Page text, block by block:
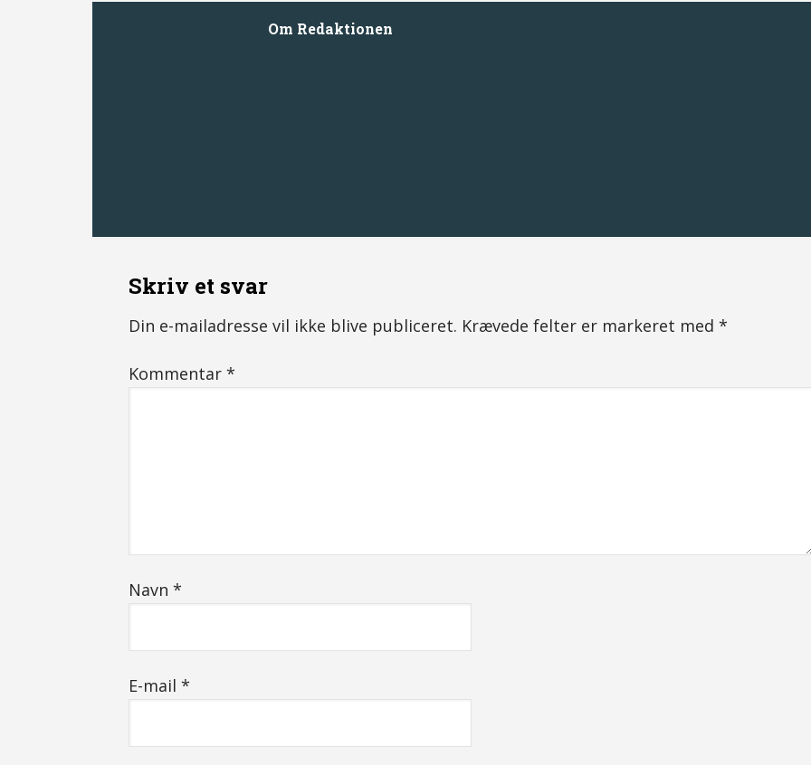
Om Redaktionen
Skriv et svar
Din e-mailadresse vil ikke blive publiceret. Krævede felter er markeret med *
Kommentar *
Navn *
E-mail *